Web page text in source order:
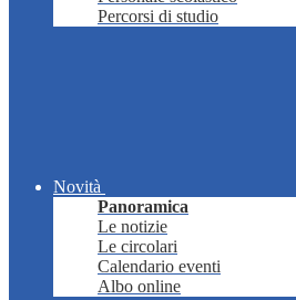
Percorsi di studio
Novità
Panoramica
Le notizie
Le circolari
Calendario eventi
Albo online